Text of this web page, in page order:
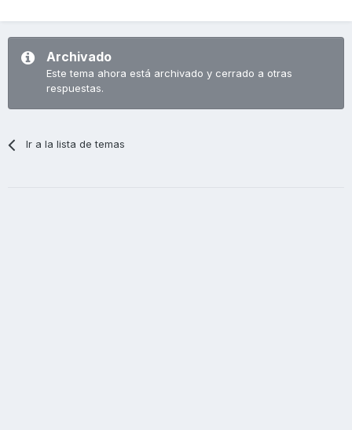
Archivado
Este tema ahora está archivado y cerrado a otras
respuestas.
Ir a la lista de temas